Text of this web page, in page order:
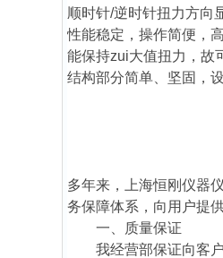
顺时针/逆时针扭力方向
性能稳定，操作简便，
能保持zui大值扭力，故
结构部分简单、坚固，
多年来，上海恒刚仪器
务保障体系，向用户提
一、质量保证
我经营部保证向客户